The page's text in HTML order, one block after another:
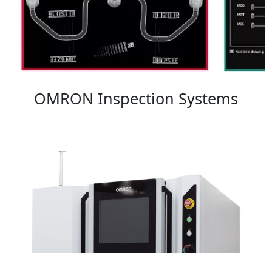
OMRON Inspection Systems